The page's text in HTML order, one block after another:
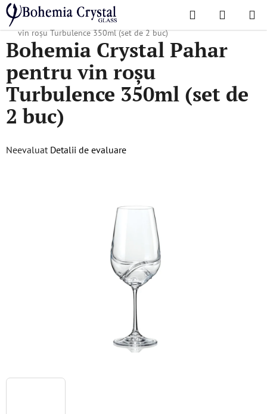
Treci
conținut
Căutare
DE
Acasă
/ Colecții populare / Turbulence
Bohemia Crystal Pahar pentru
vin roșu Turbulence 350ml (set de 2 buc)
Bohemia Crystal Pahar
pentru vin roșu
Turbulence 350ml (set de
2 buc)
Evaluarea
Neevaluat Detalii de evaluare